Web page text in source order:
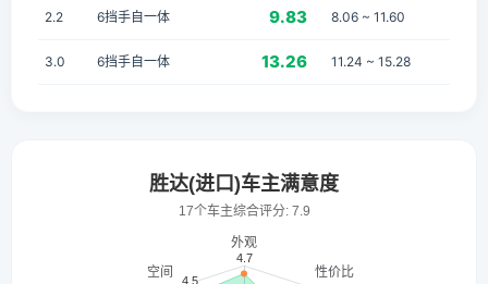
2.2 6挡手自一体 9.83 8.06 ~ 11.60
3.0 6挡手自一体 13.26 11.24 ~ 15.28